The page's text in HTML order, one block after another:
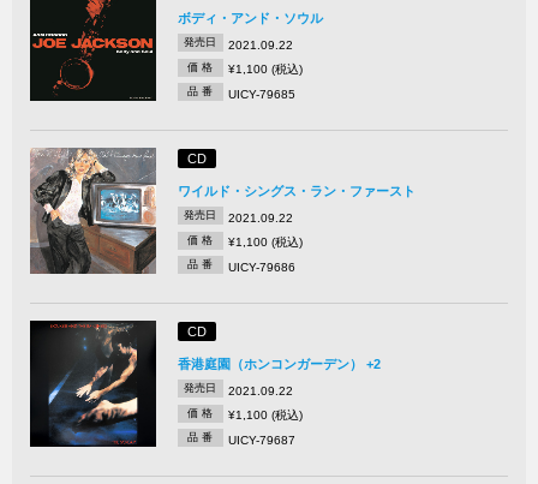
ボディ・アンド・ソウル
発売日 2021.09.22
価 格 ¥1,100 (税込)
品 番 UICY-79685
CD
ワイルド・シングス・ラン・ファースト
発売日 2021.09.22
価 格 ¥1,100 (税込)
品 番 UICY-79686
CD
香港庭園（ホンコンガーデン） +2
発売日 2021.09.22
価 格 ¥1,100 (税込)
品 番 UICY-79687